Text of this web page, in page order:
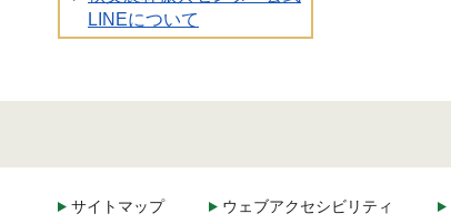
LINEについて
サイトマップ ウェブアクセシビリティ